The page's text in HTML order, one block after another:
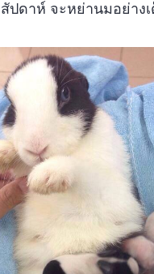
ปดาห์ จะหย่านมอย่าง